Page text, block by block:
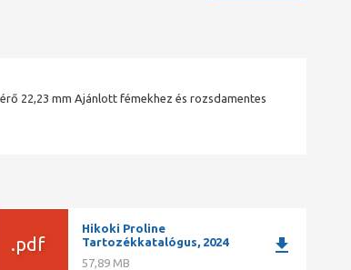
22,23 mm Ajánlott fémekhez és rozsdamentes
.pdf
Hikoki Proline
Tartozékkatalógus, 2024
57,89 MB
download